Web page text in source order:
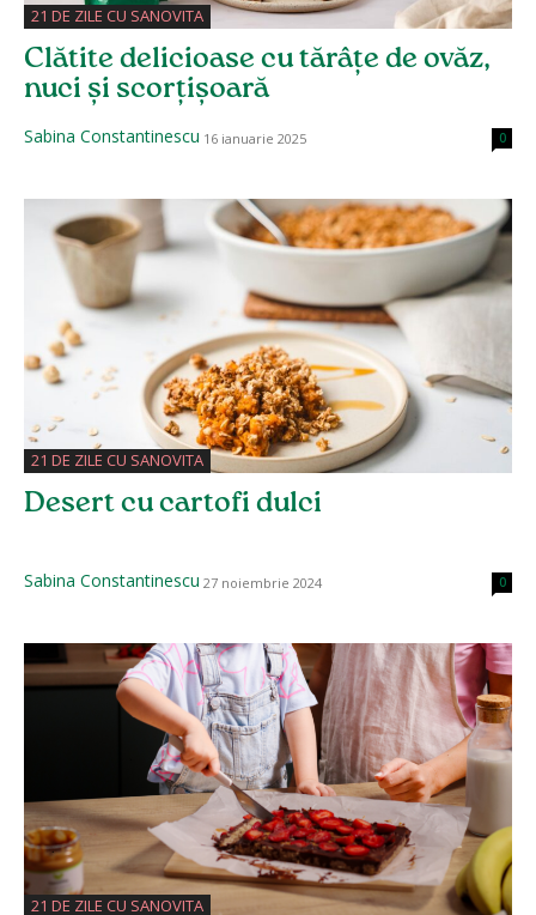
21 DE ZILE CU SANOVITA
Clătite delicioase cu tărâțe de ovăz,
nuci și scorțișoară
Sabina Constantinescu 16 ianuarie 2025 0
21 DE ZILE CU SANOVITA
Desert cu cartofi dulci
Sabina Constantinescu 27 noiembrie 2024 0
21 DE ZILE CU SANOVITA